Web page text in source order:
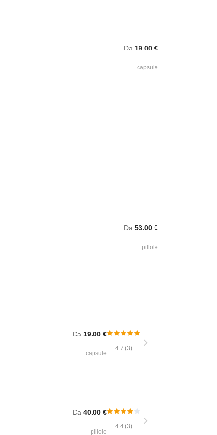
Da 19.00 €
capsule
Da 53.00 €
pillole
Da 19.00 €
capsule
4.7 (3)
Da 40.00 €
pillole
4.4 (3)